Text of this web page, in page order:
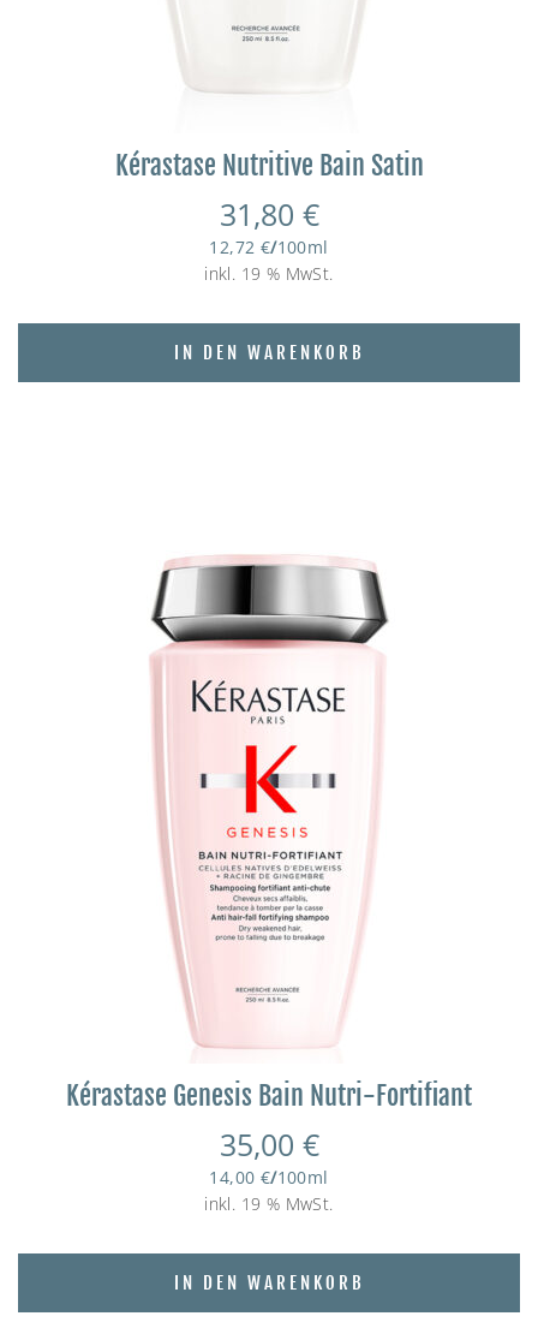
Kérastase Nutritive Bain Satin
31,80 €
12,72 €/100ml
inkl. 19 % MwSt.
IN DEN WARENKORB
Kérastase Genesis Bain Nutri-Fortifiant
35,00 €
14,00 €/100ml
inkl. 19 % MwSt.
IN DEN WARENKORB